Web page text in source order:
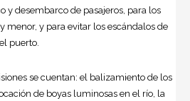
y desembarco de pasajeros, para los
menor, y para evitar los escándalos de
puerto.
se cuentan: el balizamiento de los
de boyas luminosas en el río, la